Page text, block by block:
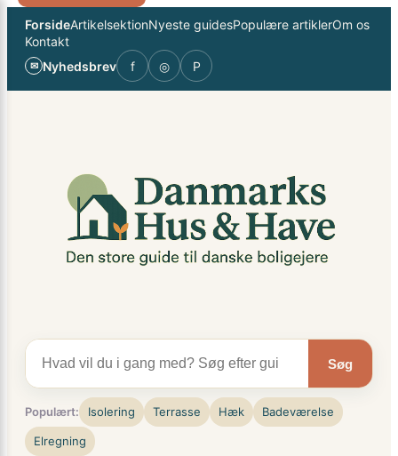
Spring
indhold
ForsideArtikelsektionNyeste guidesPopulære artiklerOm os
Kontakt
✉ Nyhedsbrev f ◎ P
Søg
Populært: Isolering Terrasse Hæk Badeværelse
Elregning